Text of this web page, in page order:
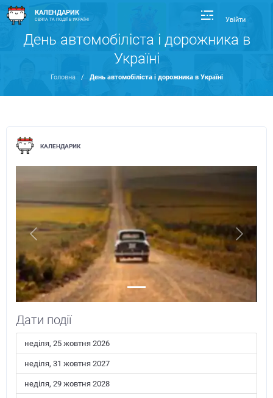
КАЛЕНДАРИК
СВЯТА ТА ПОДІЇ В УКРАЇНІ Увійти
День автомобіліста і дорожника в
Україні
Головна / День автомобіліста і дорожника в Україні
КАЛЕНДАРИК
Previous Next
Дати події
неділя, 25 жовтня 2026
неділя, 31 жовтня 2027
неділя, 29 жовтня 2028